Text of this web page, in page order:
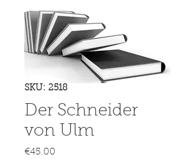
SKU: 2518
Der Schneider
von Ulm
€45.00